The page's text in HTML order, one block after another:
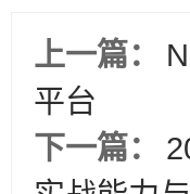
上一篇：
平台
下一篇：